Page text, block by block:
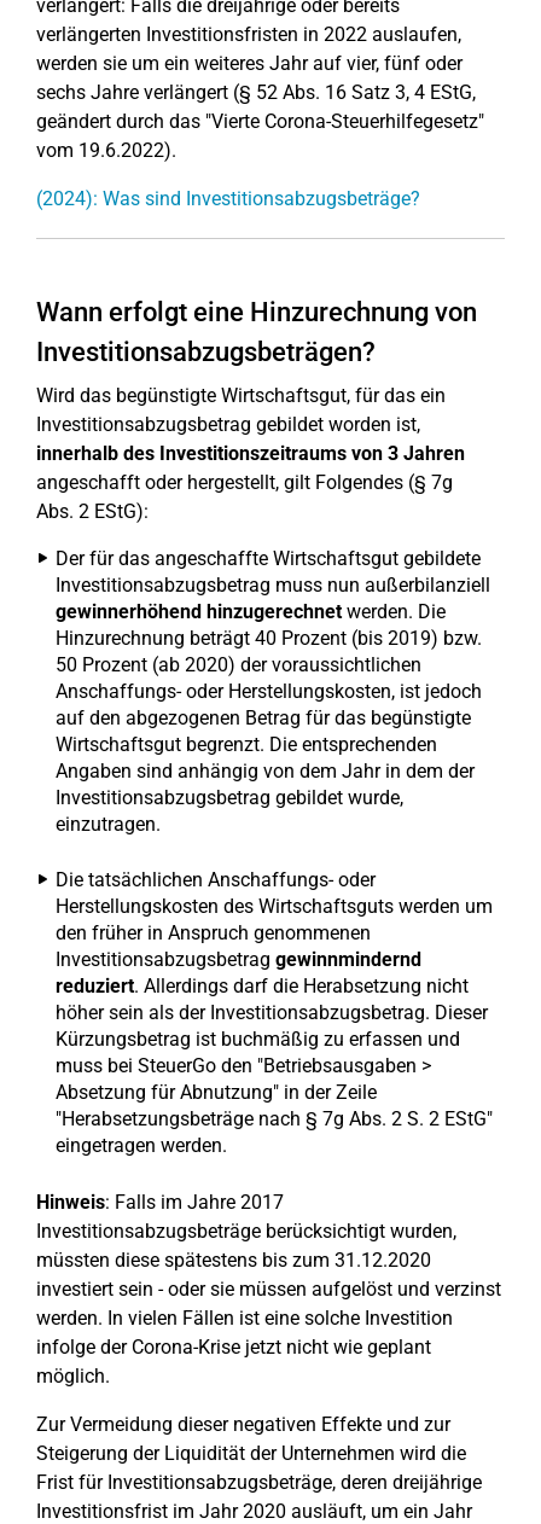
verlängert: Falls die dreijährige oder bereits
verlängerten Investitionsfristen in 2022 auslaufen,
werden sie um ein weiteres Jahr auf vier, fünf oder
sechs Jahre verlängert (§ 52 Abs. 16 Satz 3, 4 EStG,
geändert durch das "Vierte Corona-Steuerhilfegesetz"
vom 19.6.2022).
(2024): Was sind Investitionsabzugsbeträge?
Wann erfolgt eine Hinzurechnung von
Investitionsabzugsbeträgen?
Wird das begünstigte Wirtschaftsgut, für das ein
Investitionsabzugsbetrag gebildet worden ist,
innerhalb des Investitionszeitraums von 3 Jahren
angeschafft oder hergestellt, gilt Folgendes (§ 7g
Abs. 2 EStG):
Der für das angeschaffte Wirtschaftsgut gebildete
Investitionsabzugsbetrag muss nun außerbilanziell
gewinnerhöhend hinzugerechnetwerden. Die
Hinzurechnung beträgt 40 Prozent (bis 2019) bzw.
50 Prozent (ab 2020) der voraussichtlichen
Anschaffungs- oder Herstellungskosten, ist jedoch
auf den abgezogenen Betrag für das begünstigte
Wirtschaftsgut begrenzt. Die entsprechenden
Angaben sind anhängig von dem Jahr in dem der
Investitionsabzugsbetrag gebildet wurde,
einzutragen.
Die tatsächlichen Anschaffungs- oder
Herstellungskosten des Wirtschaftsguts werden um
den früher in Anspruch genommenen
Investitionsabzugsbetrag gewinnmindernd
reduziert. Allerdings darf die Herabsetzung nicht
höher sein als der Investitionsabzugsbetrag. Dieser
Kürzungsbetrag ist buchmäßig zu erfassen und
muss bei SteuerGo den "Betriebsausgaben >
Absetzung für Abnutzung" in der Zeile
"Herabsetzungsbeträge nach § 7g Abs. 2 S. 2 EStG"
eingetragen werden.
Hinweis: Falls im Jahre 2017
Investitionsabzugsbeträge berücksichtigt wurden,
müssten diese spätestens bis zum 31.12.2020
investiert sein - oder sie müssen aufgelöst und verzinst
werden. In vielen Fällen ist eine solche Investition
infolge der Corona-Krise jetzt nicht wie geplant
möglich.
Zur Vermeidung dieser negativen Effekte und zur
Steigerung der Liquidität der Unternehmen wird die
Frist für Investitionsabzugsbeträge, deren dreijährige
Investitionsfrist im Jahr 2020 ausläuft, um ein Jahr